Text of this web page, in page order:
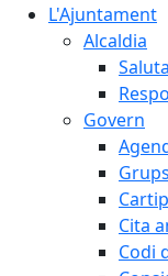
L'Ajuntament
Alcaldia
Govern
Cita
Codi